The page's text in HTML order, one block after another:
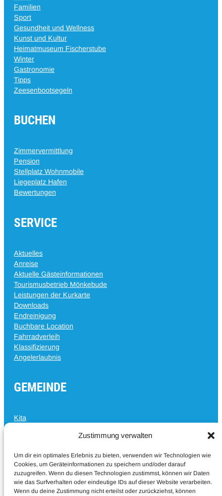
Zustimmung verwalten
Um dir ein optimales Erlebnis zu bieten, verwenden wir Technologien wie
Cookies, um Geräteinformationen zu speichern und/oder darauf
zuzugreifen. Wenn du diesen Technologien zustimmst, können wir Daten
wie das Surfverhalten oder eindeutige IDs auf dieser Website verarbeiten.
Wenn du deine Zustimmung nicht erteilst oder zurückziehst, können
Familien
Sport
Gesundheit und Wellness
Kunst und Kultur
Heimatmuseum Fischerstube
Winter
Gastronomie
Tipps
Zeesenbootsegeln
BUCHEN
Zimmervermittlung
Pension
Stellplatz Wohnmobile
Liegeplatz Hafen
Bewertungen
SERVICE
Aktuelles
Anreise
Aktuelle Gästeinformationen
Tourismusbetrieb Mönkebude
Leistungen der Kurkarte
Downloads
Endreinigung
Buchbare Location
Fahrradverleih
Klassifizierung
Angelerlaubnis
GEMEINDE
Kita
Termine der Gemeinde
Bürgermeistersprechstunde
Bauland
Haffperspektiven
Jugendclub